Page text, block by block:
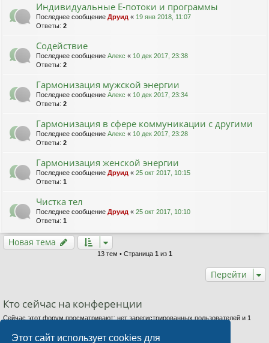
Этот сайт использует cookies для
Индивидуальные Е-потоки и программы
Последнее сообщение Друид « 19 янв 2018, 11:07
Ответы: 2
Содействие
Последнее сообщение Алекс « 10 дек 2017, 23:38
Ответы: 2
Гармонизация мужской энергии
Последнее сообщение Алекс « 10 дек 2017, 23:34
Ответы: 2
Гармонизация в сфере коммуникации с другими
Последнее сообщение Алекс « 10 дек 2017, 23:28
Ответы: 2
Гармонизация женской энергии
Последнее сообщение Друид « 25 окт 2017, 10:15
Ответы: 1
Чистка тел
Последнее сообщение Друид « 25 окт 2017, 10:10
Ответы: 1
Новая тема
13 тем • Страница 1 из 1
Перейти
Кто сейчас на конференции
Сейчас этот форум просматривают: нет зарегистрированных пользователей и 1